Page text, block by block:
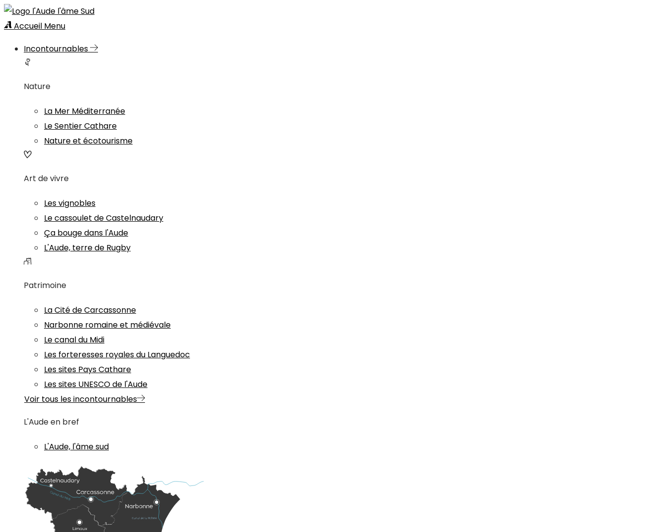
Accueil Menu
Incontournables
Nature
La Mer Méditerranée
Le Sentier Cathare
Nature et écotourisme
Art de vivre
Les vignobles
Le cassoulet de Castelnaudary
Ça bouge dans l'Aude
L'Aude, terre de Rugby
Patrimoine
La Cité de Carcassonne
Narbonne romaine et médiévale
Le canal du Midi
Les forteresses royales du Languedoc
Les sites Pays Cathare
Les sites UNESCO de l'Aude
Voir tous les incontournables
L'Aude en bref
L'Aude, l'âme sud